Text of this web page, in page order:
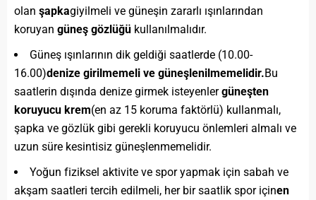
olan şapkagiyilmeli ve güneşin zararlı ışınlarından
koruyan güneş gözlüğü kullanılmalıdır.
Güneş ışınlarının dik geldiği saatlerde (10.00-
16.00)denize girilmemeli ve güneşlenilmemelidir.Bu
saatlerin dışında denize girmek isteyenlergüneşten
koruyucu krem(en az 15 koruma faktörlü) kullanmalı,
şapka ve gözlük gibi gerekli koruyucu önlemleri almalı ve
uzun süre kesintisiz güneşlenmemelidir.
Yoğun fiziksel aktivite ve spor yapmak için sabah ve
akşam saatleri tercih edilmeli, her bir saatlik spor içinen